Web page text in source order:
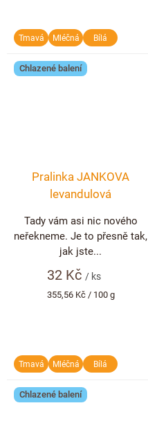
Tmavá Mléčná Bílá
Chlazené balení
Pralinka JANKOVA
levandulová
32 Kč / ks
Měrná
355,56 Kč / 100 g
Tady vám asi nic nového
neřekneme. Je to přesně tak,
jak jste...
Tmavá Mléčná Bílá
Chlazené balení